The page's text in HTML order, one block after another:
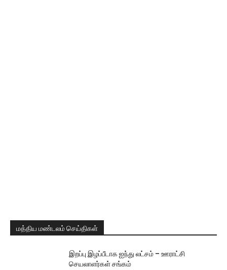
மத்திய மண்டலம் செய்திகள்
இறப்பு இழப்பீடாக ஐந்து லட்சம் – ஊராட்சி
செயலாளர்கள் சங்கம்